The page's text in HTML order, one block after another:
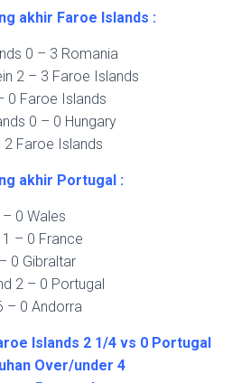
akhir Faroe Islands :
0 – 3 Romania
2 – 3 Faroe Islands
0 Faroe Islands
0 – 0 Hungary
Faroe Islands
akhir Portugal :
0 Wales
– 0 France
0 Gibraltar
2 – 0 Portugal
– 0 Andorra
Islands 2 1/4 vs 0 Portugal
Over/under 4